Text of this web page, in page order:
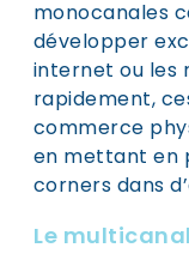
monocanales
développer
internet ou les
rapidement,
commerce
en mettant en
corners dans
Le multicanal